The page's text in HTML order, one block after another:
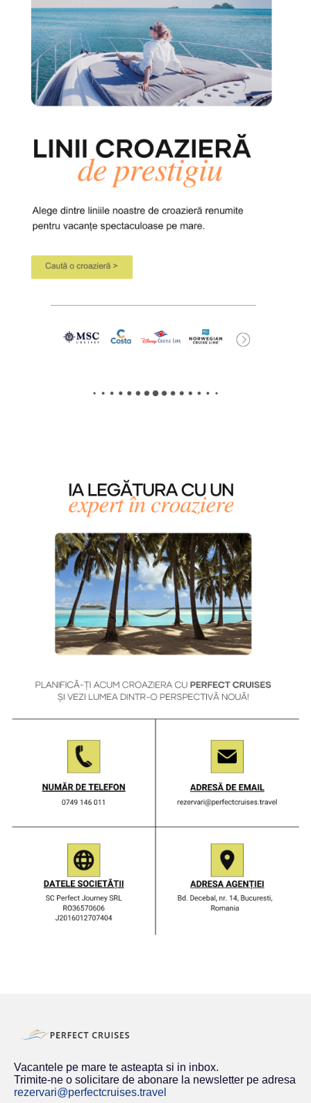
Vacantele pe mare te asteapta si in inbox.
Trimite-ne o solicitare de abonare la newsletter pe adresa
rezervari@perfectcruises.travel